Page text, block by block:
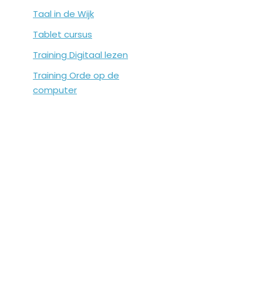
Taal in de Wijk
Tablet cursus
Training Digitaal lezen
Training Orde op de
computer